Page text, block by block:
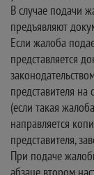
В случае подачи
предъявляют
Если жалоба
представляется
представителя на
(если такая
направляется
представителя,
При подаче